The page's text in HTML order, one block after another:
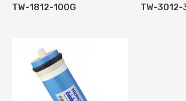
TW-1812-100G TW-3012-